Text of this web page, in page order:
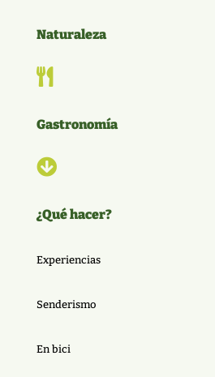
Naturaleza

Gastronomía

¿Qué hacer?
Experiencias
Senderismo
En bici